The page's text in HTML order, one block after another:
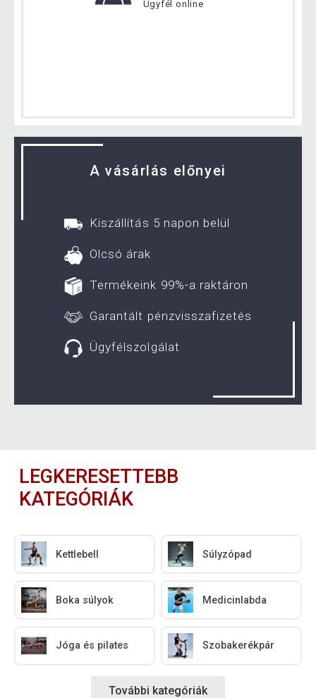
Ügyfél online
A vásárlás előnyei
Kiszállítás 5 napon belül
Olcsó árak
Termékeink 99%-a raktáron
Garantált pénzvisszafizetés
Ügyfélszolgálat
LEGKERESETTEBB
KATEGÓRIÁK
Kettlebell Súlyzópad
Boka súlyok Medicinlabda
Jóga és pilates Szobakerékpár
További kategóriák